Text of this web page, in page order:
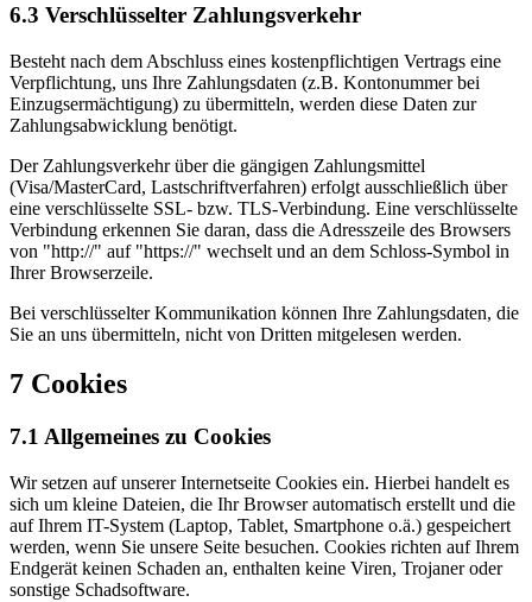
6.3 Verschlüsselter Zahlungsverkehr
Besteht nach dem Abschluss eines kostenpflichtigen Vertrags eine
Verpflichtung, uns Ihre Zahlungsdaten (z.B. Kontonummer bei
Einzugsermächtigung) zu übermitteln, werden diese Daten zur
Zahlungsabwicklung benötigt.
Der Zahlungsverkehr über die gängigen Zahlungsmittel
(Visa/MasterCard, Lastschriftverfahren) erfolgt ausschließlich über
eine verschlüsselte SSL- bzw. TLS-Verbindung. Eine verschlüsselte
Verbindung erkennen Sie daran, dass die Adresszeile des Browsers
von "http://" auf "https://" wechselt und an dem Schloss-Symbol in
Ihrer Browserzeile.
Bei verschlüsselter Kommunikation können Ihre Zahlungsdaten, die
Sie an uns übermitteln, nicht von Dritten mitgelesen werden.
7 Cookies
7.1 Allgemeines zu Cookies
Wir setzen auf unserer Internetseite Cookies ein. Hierbei handelt es
sich um kleine Dateien, die Ihr Browser automatisch erstellt und die
auf Ihrem IT-System (Laptop, Tablet, Smartphone o.ä.) gespeichert
werden, wenn Sie unsere Seite besuchen. Cookies richten auf Ihrem
Endgerät keinen Schaden an, enthalten keine Viren, Trojaner oder
sonstige Schadsoftware.